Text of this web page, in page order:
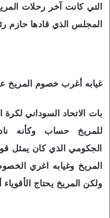
التي كانت آخر رحلات
المجلس الذي قادها حازم
غيابه أغرب خصوم
بات الاتحاد السوداني لكرة
للمريخ حساب وكأنه
الجكومي الذي كان يمثل
المريخ وغيابه اغري
ولكن المريخ يحتاج